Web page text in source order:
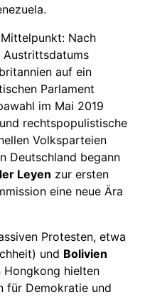
Nach
Austrittsdatums
auf ein
Parlament
im Mai 2019
rechtspopulistische
Volksparteien
Deutschland begann
Leyen zur ersten
eine neue Ära
Protesten, etwa
und Bolivien
Hongkong hielten
für Demokratie und